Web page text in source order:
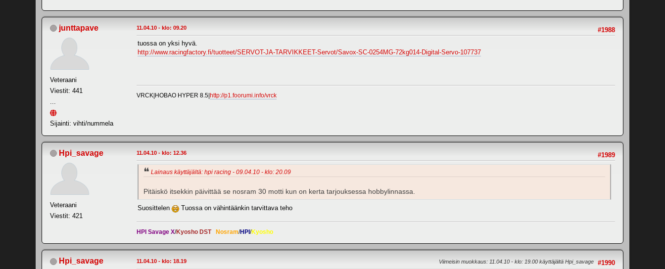
junttapave
Veteraani
Viestit: 441
Sijainti: vihti/nummela
#1988
11.04.10 - klo: 09.20
tuossa on yksi hyvä.
http://www.racingfactory.fi/tuotteet/SERVOT-JA-TARVIKKEET-Servot/Savox-SC-0254MG-72kg014-Digital-Servo-107737
VRCK|HOBAO HYPER 8.5|http://p1.foorumi.info/vrck
Hpi_savage
Veteraani
Viestit: 421
#1989
11.04.10 - klo: 12.36
Lainaus käyttäjältä: hpi racing - 09.04.10 - klo: 20.09
Pitäiskö itsekkin päivittää se nosram 30 motti kun on kerta tarjouksessa hobbylinnassa.
Suosittelen Tuossa on vähintäänkin tarvittava teho
HPI Savage X/Kyosho DST Nosram/HPI /Kyosho
Hpi_savage #1990
11.04.10 - klo: 18.19 Viimeisin muokkaus: 11.04.10 - klo: 19.00 käyttäjältä Hpi_savage